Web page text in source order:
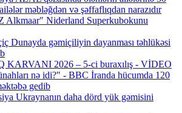
məbləğdən və şəffaflıqdan narazıdır
Alkmaar" Niderland Superkubokunu
Dunayda gəmiçiliyin dayanması təhlükəsi
KARVANI 2026 – 5-ci buraxılış - VİDEO
nə idi?" - BBC İranda hücumda 120
gedib
Ukraynanın daha dörd yük gəmisini